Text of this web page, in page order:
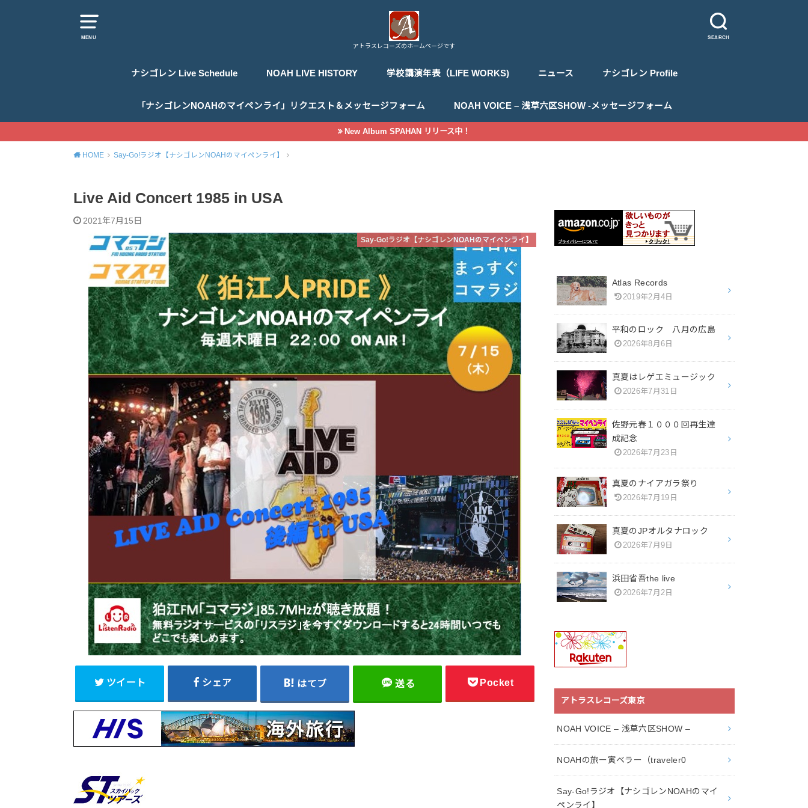
MENU SEARCH
アトラスレコーズのホームページです
ナシゴレン Live Schedule NOAH LIVE HISTORY 学校講演年表（LIFE WORKS) ニュース ナシゴレン Profile
「ナシゴレンNOAHのマイペンライ」リクエスト＆メッセージフォーム NOAH VOICE – 浅草六区SHOW -メッセージフォーム
New Album SPAHAN リリース中！
HOME Say-Go!ラジオ【ナシゴレンNOAHのマイペンライ】
Live Aid Concert 1985 in USA
2021年7月15日
Say-Go!ラジオ【ナシゴレンNOAHのマイペンライ】
ツイート シェア はてブ 送る Pocket
Atlas Records
2019年2月4日
平和のロック 八月の広島
2026年8月6日
真夏はレゲエミュージック
2026年7月31日
佐野元春１０００回再生達
成記念
2026年7月23日
真夏のナイアガラ祭り
2026年7月19日
真夏のJPオルタナロック
2026年7月9日
浜田省吾the live
2026年7月2日
アトラスレコーズ東京
NOAH VOICE – 浅草六区SHOW –
NOAHの旅ー寅ベラー（traveler0
Say-Go!ラジオ【ナシゴレンNOAHのマイ
ペンライ】